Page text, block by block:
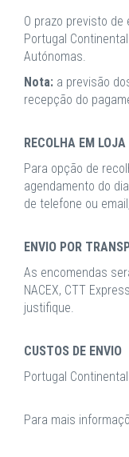
O prazo previsto
Portugal
Autónomas.
Nota: a previsão
recepção do
RECOLHA EM LOJA
Para opção de
agendamento do
de telefone ou
ENVIO POR
As encomendas
NACEX, CTT
justifique.
CUSTOS DE ENVIO
Portugal
Para mais